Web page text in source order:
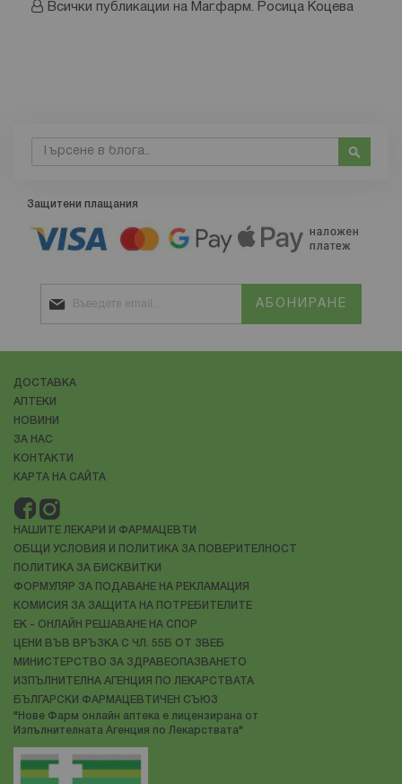
Всички публикации на Маг.фарм. Росица Коцева
Търсене
Защитени плащания
АБОНИРАНЕ
ДОСТАВКА
АПТЕКИ
НОВИНИ
ЗА НАС
КОНТАКТИ
КАРТА НА САЙТА
НАШИТЕ ЛЕКАРИ И ФАРМАЦЕВТИ
ОБЩИ УСЛОВИЯ И ПОЛИТИКА ЗА ПОВЕРИТЕЛНОСТ
ПОЛИТИКА ЗА БИСКВИТКИ
ФОРМУЛЯР ЗА ПОДАВАНЕ НА РЕКЛАМАЦИЯ
КОМИСИЯ ЗА ЗАЩИТА НА ПОТРЕБИТЕЛИТЕ
ЕК - ОНЛАЙН РЕШАВАНЕ НА СПОР
ЦЕНИ ВЪВ ВРЪЗКА С ЧЛ. 55Б ОТ ЗВЕБ
МИНИСТЕРСТВО ЗА ЗДРАВЕОПАЗВАНЕТО
ИЗПЪЛНИТЕЛНА АГЕНЦИЯ ПО ЛЕКАРСТВАТА
БЪЛГАРСКИ ФАРМАЦЕВТИЧЕН СЪЮЗ
"Нове Фарм онлайн аптека е лицензирана от
Изпълнителната Агенция по Лекарствата"